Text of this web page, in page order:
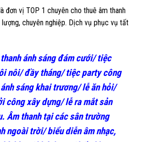
đơn vị TOP 1 chuyên cho thuê âm thanh
chuyên nghiệp. Dịch vụ phục vụ tất
ánh sáng đám cưới/ tiệc
nôi/ đầy tháng/ tiệc party công
sáng khai trương/ lễ ăn hỏi/
công xây dựng/ lễ ra mắt sản
Âm thanh tại các sân trường
ngoài trời/ biểu diễn âm nhạc,